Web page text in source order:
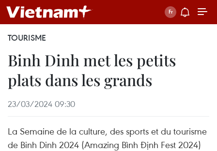
TOURISME
Binh Dinh met les petits
plats dans les grands
23/03/2024 09:30
La Semaine de la culture, des sports et du tourisme
de Binh Dinh 2024 (Amazing Bình Định Fest 2024)